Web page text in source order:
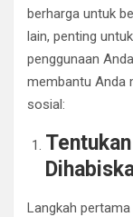
berharga untuk
lain, penting
penggunaan
membantu Anda
sosial:
Langkah